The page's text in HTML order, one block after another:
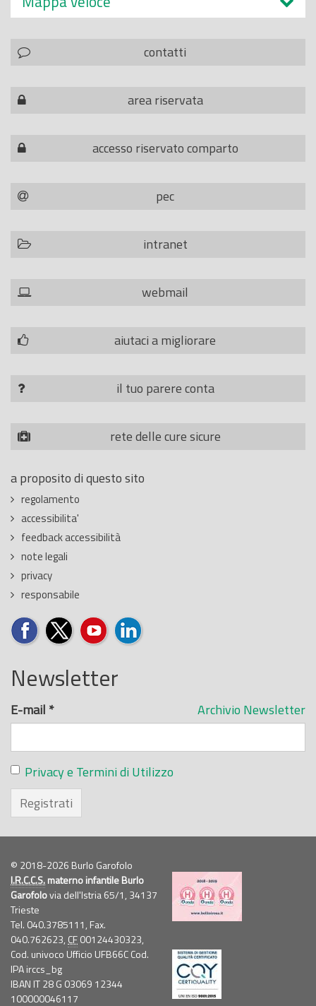
contatti
area riservata
accesso riservato comparto
pec
intranet
webmail
aiutaci a migliorare
il tuo parere conta
rete delle cure sicure
a proposito di questo sito
regolamento
accessibilita'
feedback accessibilità
note legali
privacy
responsabile
Newsletter
Archivio Newsletter
E-mail *
Privacy e Termini di Utilizzo
Registrati
© 2018-2026 Burlo Garofolo
I.R.C.C.S.materno infantile Burlo
Garofolovia dell'Istria 65/1, 34137
Trieste
Tel. 040.3785111, Fax.
040.762623, CF00124430323,
Cod. univoco Ufficio UFB66C Cod.
IPA irccs_bg
IBAN IT 28 G 03069 12344
100000046117